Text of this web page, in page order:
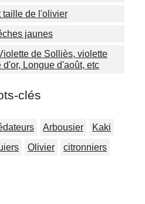
taille de l'olivier
jaunes
de Solliès, violette
d'or, Longue d'août, etc
clés
Arbousier
Kaki
Olivier
citronniers